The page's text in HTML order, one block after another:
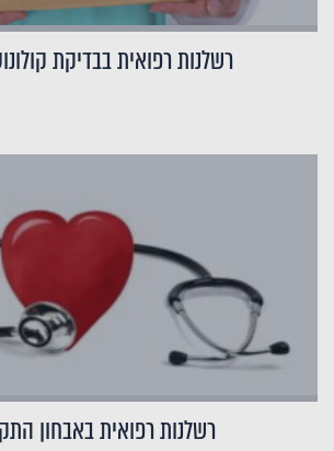
רשלנות רפואית בבדיקת
רשלנות רפואית באבחון